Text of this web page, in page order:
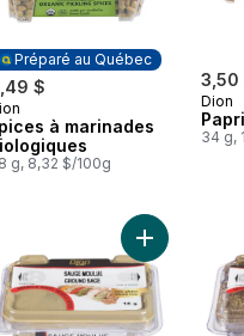
Préparé au Québec
$
au Québec
à marinades
g, 8,32 $/100g
3,50
Dion
34 g,
herbes biologiques au
Ajouter